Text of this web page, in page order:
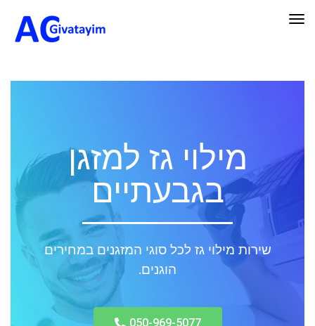
תפריט
מילוי גז למזגן
בגבעתיים
שירות מילוי גז לכל סוגי המזגנים במחירים
הוגנים.
050-969-5077